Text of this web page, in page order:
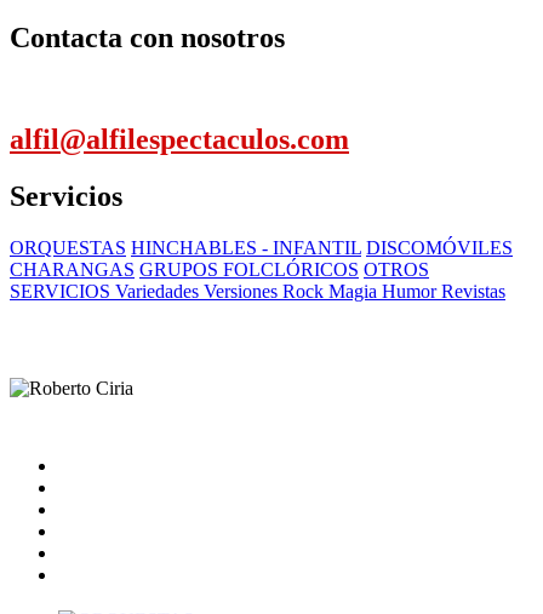
Contacta con nosotros
alfil@alfilespectaculos.com
Servicios
ORQUESTAS HINCHABLES - INFANTIL DISCOMÓVILES
CHARANGAS GRUPOS FOLCLÓRICOS OTROS
SERVICIOS Variedades Versiones Rock Magia Humor Revistas